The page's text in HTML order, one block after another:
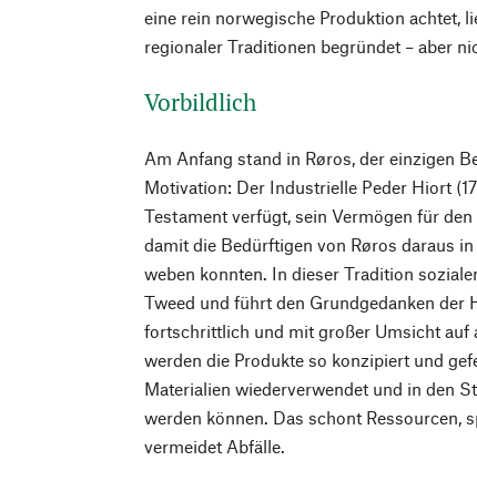
eine rein norwegische Produktion achtet,
regionaler Traditionen begründet – aber
Vorbildlich
Am Anfang stand in Røros, der einzigen
Motivation: Der Industrielle Peder Hiort
Testament verfügt, sein Vermögen für
damit die Bedürftigen von Røros daraus
weben konnten. In dieser Tradition
Tweed und führt den Grundgedanken
fortschrittlich und mit großer Umsicht auf
werden die Produkte so konzipiert und
Materialien wiederverwendet und in den
werden können. Das schont Ressourcen,
vermeidet Abfälle.